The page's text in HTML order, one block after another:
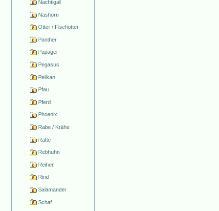
Nachtigall
Nashorn
Otter / Fischotter
Panther
Papagei
Pegasus
Pelikan
Pfau
Pferd
Phoenix
Rabe / Krähe
Ratte
Rebhuhn
Reiher
Rind
Salamander
Schaf